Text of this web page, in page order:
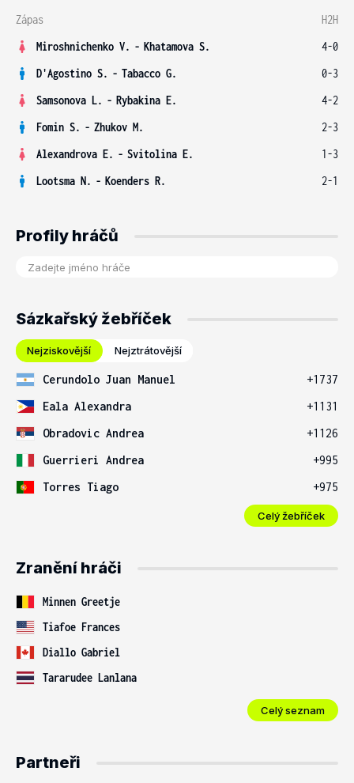
Zápas
H2H
Miroshnichenko V. - Khatamova S.
4-0
D'Agostino S. - Tabacco G.
0-3
Samsonova L. - Rybakina E.
4-2
Fomin S. - Zhukov M.
2-3
Alexandrova E. - Svitolina E.
1-3
Lootsma N. - Koenders R. 2-1
Profily hráčů
Sázkařský žebříček
Nejziskovější Nejztrátovější
Cerundolo Juan Manuel
+1737
Eala Alexandra
+1131
Obradovic Andrea
+1126
Guerrieri Andrea
+995
Torres Tiago
+975
Celý žebříček
Zranění hráči
Minnen Greetje
Tiafoe Frances
Diallo Gabriel
Tararudee Lanlana
Celý seznam
Partneři